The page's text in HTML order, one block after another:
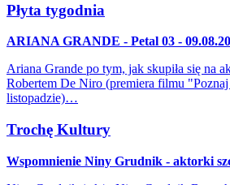
Płyta tygodnia
ARIANA GRANDE - Petal 03 -
Ariana Grande po tym, jak skupiła się na
Robertem De Niro (premiera filmu
listopadzie)…
Trochę Kultury
Wspomnienie Niny Grudnik - aktorki